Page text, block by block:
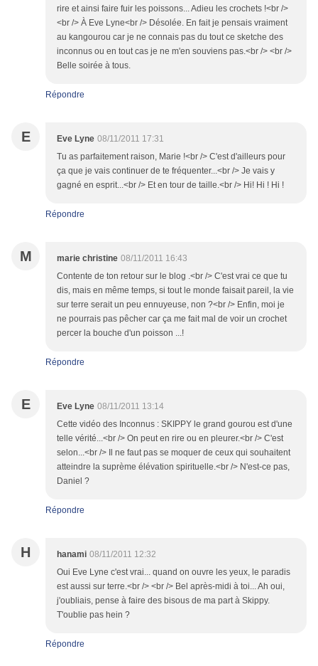
rire et ainsi faire fuir les poissons... Adieu les crochets !<br />
<br /> À Eve Lyne<br /> Désolée. En fait je pensais vraiment
au kangourou car je ne connais pas du tout ce sketche des
inconnus ou en tout cas je ne m'en souviens pas.<br /> <br />
Belle soirée à tous.
Répondre
E Eve Lyne 08/11/2011 17:31
Tu as parfaitement raison, Marie !<br /> C'est d'ailleurs pour
ça que je vais continuer de te fréquenter...<br /> Je vais y
gagné en esprit...<br /> Et en tour de taille.<br /> Hi! Hi ! Hi !
Répondre
M marie christine 08/11/2011 16:43
Contente de ton retour sur le blog .<br /> C'est vrai ce que tu
dis, mais en même temps, si tout le monde faisait pareil, la vie
sur terre serait un peu ennuyeuse, non ?<br /> Enfin, moi je
ne pourrais pas pêcher car ça me fait mal de voir un crochet
percer la bouche d'un poisson ...!
Répondre
E Eve Lyne 08/11/2011 13:14
Cette vidéo des Inconnus : SKIPPY le grand gourou est d'une
telle vérité...<br /> On peut en rire ou en pleurer.<br /> C'est
selon...<br /> Il ne faut pas se moquer de ceux qui souhaitent
atteindre la suprème élévation spirituelle.<br /> N'est-ce pas,
Daniel ?
Répondre
H hanami 08/11/2011 12:32
Oui Eve Lyne c'est vrai... quand on ouvre les yeux, le paradis
est aussi sur terre.<br /> <br /> Bel après-midi à toi... Ah oui,
j'oubliais, pense à faire des bisous de ma part à Skippy.
T'oublie pas hein ?
Répondre